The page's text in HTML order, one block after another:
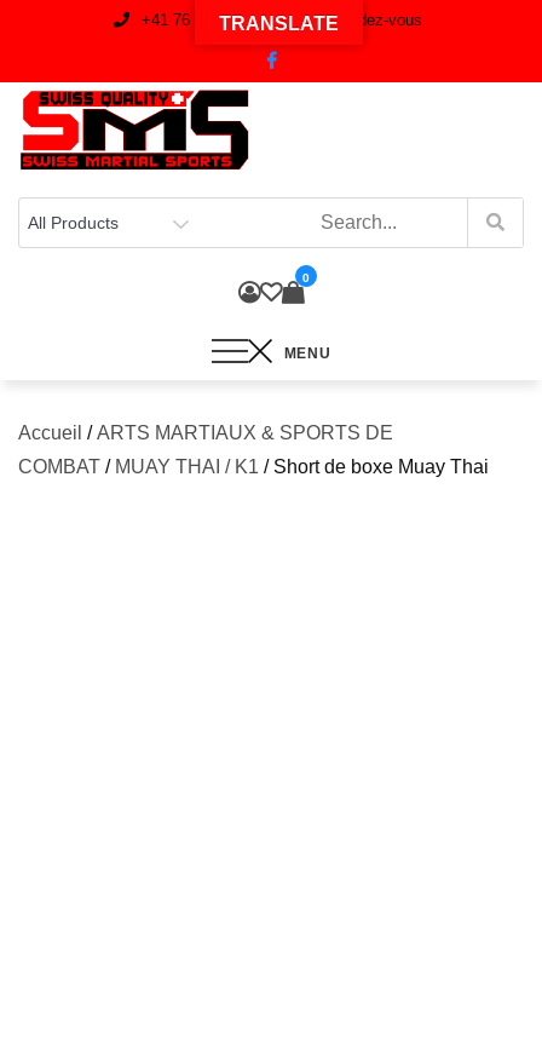
content
+41 76 537 59 97 Sur rendez-vous
0
MENU
Accueil /ARTS MARTIAUX & SPORTS DE
COMBAT / MUAY THAI / K1 / Short de boxe Muay Thai
TRANSLATE